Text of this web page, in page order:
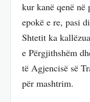
kur kanë qenë
epokë e re, pasi
Shtetit ka
e Përgjithshëm
të Agjencisë së
për mashtrim.